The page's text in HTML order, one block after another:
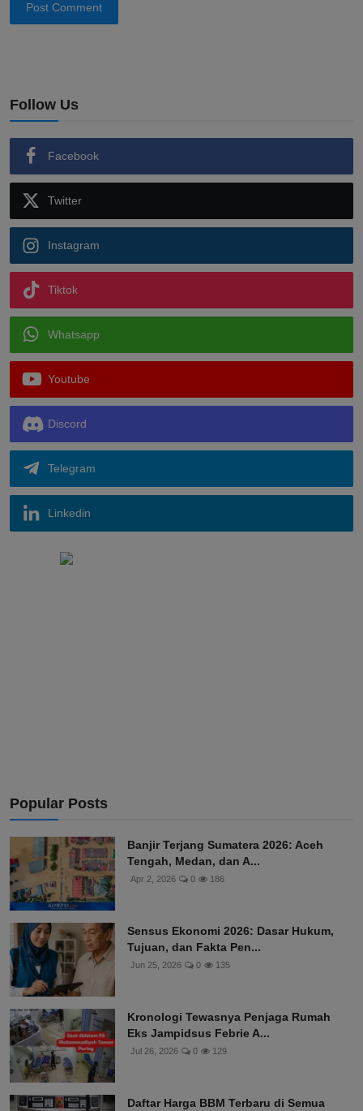
Post Comment
Follow Us
Facebook
Twitter
Instagram
Tiktok
Whatsapp
Youtube
Discord
Telegram
Linkedin
Popular Posts
Banjir Terjang Sumatera 2026: Aceh
Tengah, Medan, dan A...
Apr 2, 2026 0 186
Sensus Ekonomi 2026: Dasar Hukum,
Tujuan, dan Fakta Pen...
Jun 25, 2026 0 135
Kronologi Tewasnya Penjaga Rumah
Eks Jampidsus Febrie A...
Jul 26, 2026 0 129
Daftar Harga BBM Terbaru di Semua